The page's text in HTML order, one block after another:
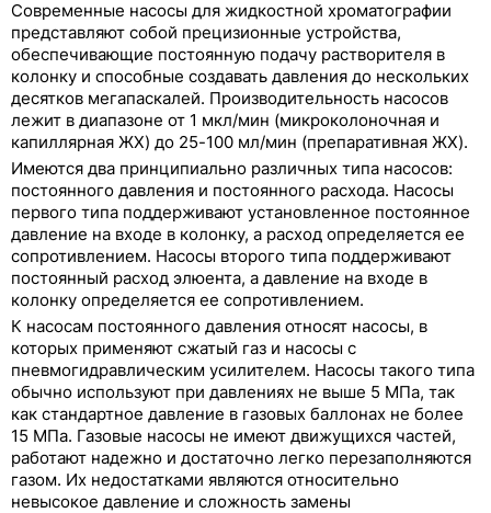
Современные насосы для жидкостной хроматографии
представляют собой прецизионные устройства,
обеспечивающие постоянную подачу растворителя в
колонку и способные создавать давления до нескольких
десятков мегапаскалей. Производительность насосов
лежит в диапазоне от 1 мкл/мин (микроколоночная и
капиллярная ЖХ) до 25-100 мл/мин (препаративная ЖХ).
Имеются два принципиально различных типа насосов:
постоянного давления и постоянного расхода. Насосы
первого типа поддерживают установленное постоянное
давление на входе в колонку, а расход определяется ее
сопротивлением. Насосы второго типа поддерживают
постоянный расход элюента, а давление на входе в
колонку определяется ее сопротивлением.
К насосам постоянного давления относят насосы, в
которых применяют сжатый газ и насосы с
пневмогидравлическим усилителем. Насосы такого типа
обычно используют при давлениях не выше 5 МПа, так
как стандартное давление в газовых баллонах не более
15 МПа. Газовые насосы не имеют движущихся частей,
работают надежно и достаточно легко перезаполняются
газом. Их недостатками являются относительно
невысокое давление и сложность замены